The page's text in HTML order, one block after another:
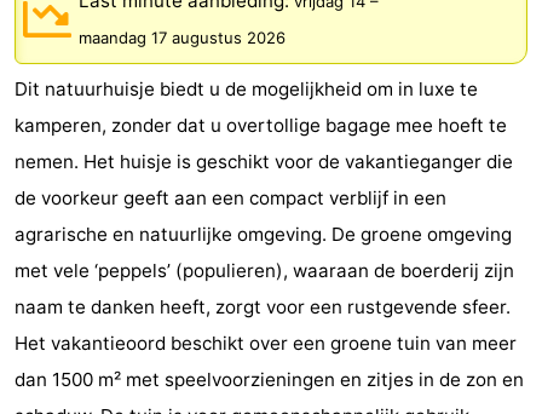
Dishoek
breakfasts)
Vakantiehuizen
-
Klein
Duinzicht
-
Meerpaal
-
maandag 17 augustus 2026
Dit natuurhuisje biedt u de mogelijkheid om in luxe te
kamperen, zonder dat u overtollige bagage mee hoeft te
nemen. Het huisje is geschikt voor de vakantieganger die
de voorkeur geeft aan een compact verblijf in een
agrarische en natuurlijke omgeving. De groene omgeving
met vele ‘peppels’ (populieren), waaraan de boerderij zijn
naam te danken heeft, zorgt voor een rustgevende sfeer.
Het vakantieoord beschikt over een groene tuin van meer
dan 1500 m² met speelvoorzieningen en zitjes in de zon en